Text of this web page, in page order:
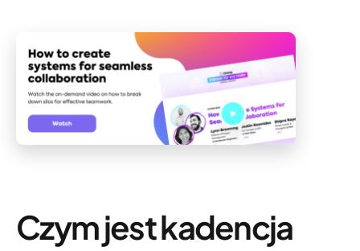
Czym jest kadencja